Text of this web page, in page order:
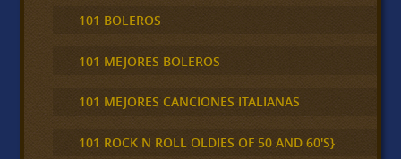
101 BOLEROS
101 MEJORES BOLEROS
101 MEJORES CANCIONES ITALIANAS
101 ROCK N ROLL OLDIES OF 50 AND 60'S}